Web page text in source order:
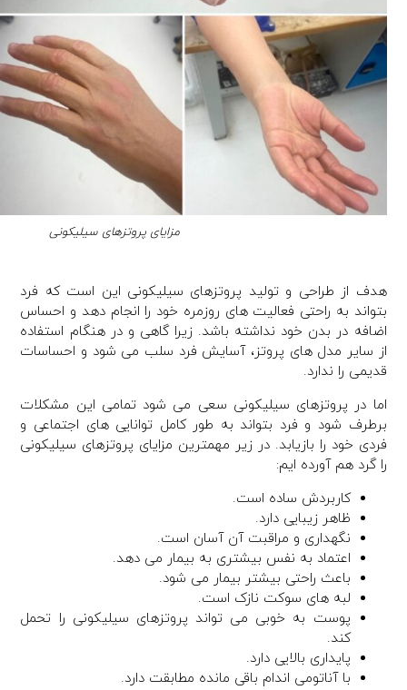
مزایای پروتزهای سیلیکونی
هدف از طراحی و تولید پروتزهای سیلیکونی این است که فرد
بتواند به راحتی فعالیت های روزمره خود را انجام دهد و احساس
اضافه در بدن خود نداشته باشد. زیرا گاهی و در هنگام استفاده
از سایر مدل های پروتز، آسایش فرد سلب می شود و احساسات
قدیمی را ندارد.
اما در پروتزهای سیلیکونی سعی می شود تمامی این مشکلات
برطرف شود و فرد بتواند به طور کامل توانایی های اجتماعی و
فردی خود را بازیابد. در زیر مهمترین مزایای پروتزهای سیلیکونی
را گرد هم آورده ایم:
کاربردش ساده است.
ظاهر زیبایی دارد.
نگهداری و مراقبت آن آسان است.
اعتماد به نفس بیشتری به بیمار می دهد.
باعث راحتی بیشتر بیمار می شود.
لبه های سوکت نازک است.
پوست به خوبی می تواند پروتزهای سیلیکونی را تحمل
کند.
پایداری بالایی دارد.
با آناتومی اندام باقی مانده مطابقت دارد.